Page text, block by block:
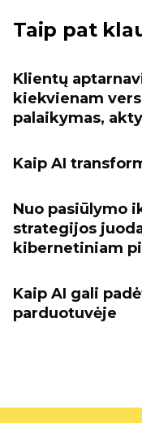
Taip pat
Klientų
kiekvienam
palaikymas,
Kaip AI
Nuo pasiūlymo
strategijos
kibernetiniam
Kaip AI gali
parduotuvėje